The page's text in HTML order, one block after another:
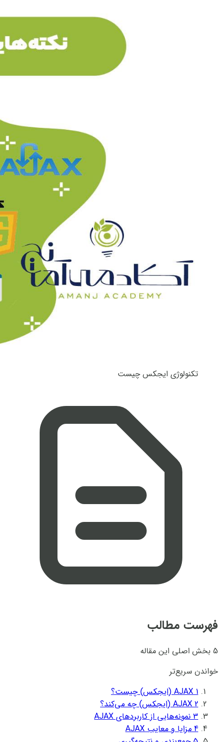
تکنولوژی ایجکس چیست
فهرست مطالب
5 بخش اصلی این مقاله
خواندن سریع‌تر
1 AJAX (ایجکس) چیست؟
2 AJAX (ایجکس) چه می‌کند؟
3 نمونه‌هایی از کاربردهای AJAX
4 مزایا و معایب AJAX